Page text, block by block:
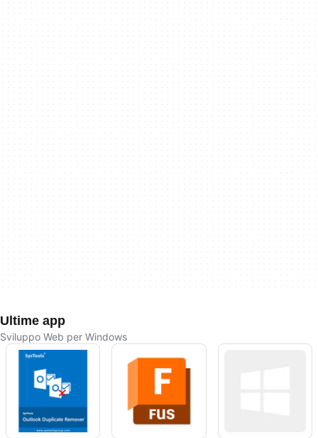
Ultime app
Sviluppo Web per Windows